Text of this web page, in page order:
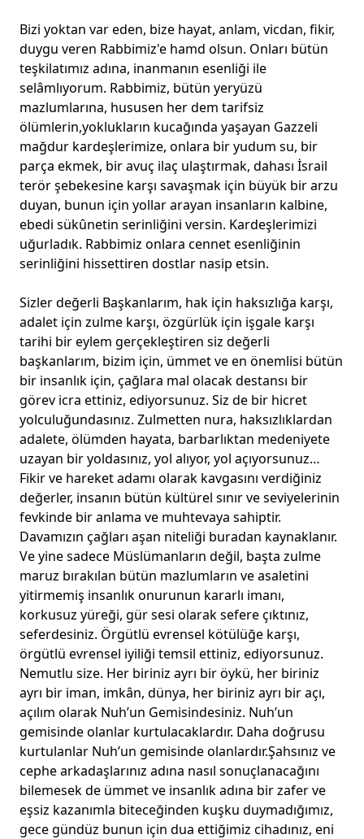
Bizi yoktan var eden, bize hayat, anlam, vicdan, fikir,
duygu veren Rabbimiz'e hamd olsun. Onları bütün
teşkilatımız adına, inanmanın esenliği ile
selâmlıyorum. Rabbimiz, bütün yeryüzü
mazlumlarına, hususen her dem tarifsiz
ölümlerin,yoklukların kucağında yaşayan Gazzeli
mağdur kardeşlerimize, onlara bir yudum su, bir
parça ekmek, bir avuç ilaç ulaştırmak, dahası İsrail
terör şebekesine karşı savaşmak için büyük bir arzu
duyan, bunun için yollar arayan insanların kalbine,
ebedi sükûnetin serinliğini versin. Kardeşlerimizi
uğurladık. Rabbimiz onlara cennet esenliğinin
serinliğini hissettiren dostlar nasip etsin.
Sizler değerli Başkanlarım, hak için haksızlığa karşı,
adalet için zulme karşı, özgürlük için işgale karşı
tarihi bir eylem gerçekleştiren siz değerli
başkanlarım, bizim için, ümmet ve en önemlisi bütün
bir insanlık için, çağlara mal olacak destansı bir
görev icra ettiniz, ediyorsunuz. Siz de bir hicret
yolculuğundasınız. Zulmetten nura, haksızlıklardan
adalete, ölümden hayata, barbarlıktan medeniyete
uzayan bir yoldasınız, yol alıyor, yol açıyorsunuz…
Fikir ve hareket adamı olarak kavgasını verdiğiniz
değerler, insanın bütün kültürel sınır ve seviyelerinin
fevkinde bir anlama ve muhtevaya sahiptir.
Davamızın çağları aşan niteliği buradan kaynaklanır.
Ve yine sadece Müslümanların değil, başta zulme
maruz bırakılan bütün mazlumların ve asaletini
yitirmemiş insanlık onurunun kararlı imanı,
korkusuz yüreği, gür sesi olarak sefere çıktınız,
seferdesiniz. Örgütlü evrensel kötülüğe karşı,
örgütlü evrensel iyiliği temsil ettiniz, ediyorsunuz.
Nemutlu size. Her biriniz ayrı bir öykü, her biriniz
ayrı bir iman, imkân, dünya, her biriniz ayrı bir açı,
açılım olarak Nuh’un Gemisindesiniz. Nuh’un
gemisinde olanlar kurtulacaklardır. Daha doğrusu
kurtulanlar Nuh’un gemisinde olanlardır.Şahsınız ve
cephe arkadaşlarınız adına nasıl sonuçlanacağını
bilemesek de ümmet ve insanlık adına bir zafer ve
eşsiz kazanımla biteceğinden kuşku duymadığımız,
gece gündüz bunun için dua ettiğimiz cihadınız, eni